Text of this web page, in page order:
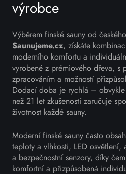
výrobce
Výběrem finské sauny od
Saunujeme.cz, získáte
moderního komfortu a
vyrobené z prémiového dřeva, s
zpracováním a možností
Dodací doba je rychlá –
než 21 let zkušeností zaručuje
životnost každé sauny.
Moderní finské sauny často
teploty a vlhkosti, LED osvětlení,
a bezpečnostní senzory, díky
komfortní a přizpůsobená